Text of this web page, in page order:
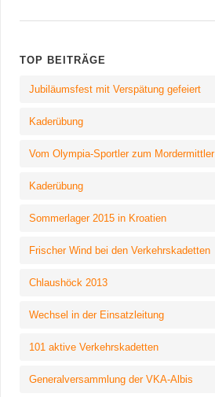
TOP BEITRÄGE
Jubiläumsfest mit Verspätung gefeiert
Kaderübung
Vom Olympia-Sportler zum Mordermittler
Kaderübung
Sommerlager 2015 in Kroatien
Frischer Wind bei den Verkehrskadetten
Chlaushöck 2013
Wechsel in der Einsatzleitung
101 aktive Verkehrskadetten
Generalversammlung der VKA-Albis